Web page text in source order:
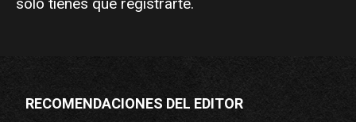
RECOMENDACIONES DEL EDITOR